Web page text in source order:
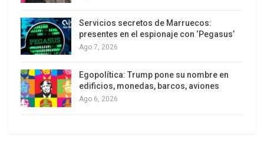
Los latinos le van dando la espalda a Trump
Servicios secretos de Marruecos:
presentes en el espionaje con ‘Pegasus’
Ago 7, 2026
Egopolítica: Trump pone su nombre en
edificios, monedas, barcos, aviones
Ago 6, 2026